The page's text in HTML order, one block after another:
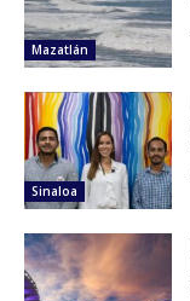
Mazatlán
Sinaloa